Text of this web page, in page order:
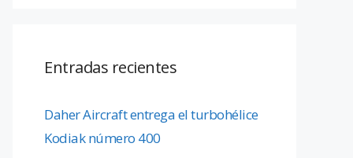
Entradas recientes
Daher Aircraft entrega el turbohélice
Kodiak número 400